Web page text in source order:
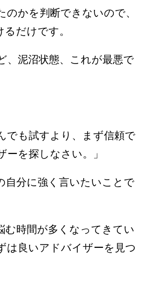
のかを判断できないので、
だけです。
、泥沼状態、これが最悪で
でも試すより、まず信頼で
ーを探しなさい。」
自分に強く言いたいことで
む時間が多くなってきてい
は良いアドバイザーを見つ